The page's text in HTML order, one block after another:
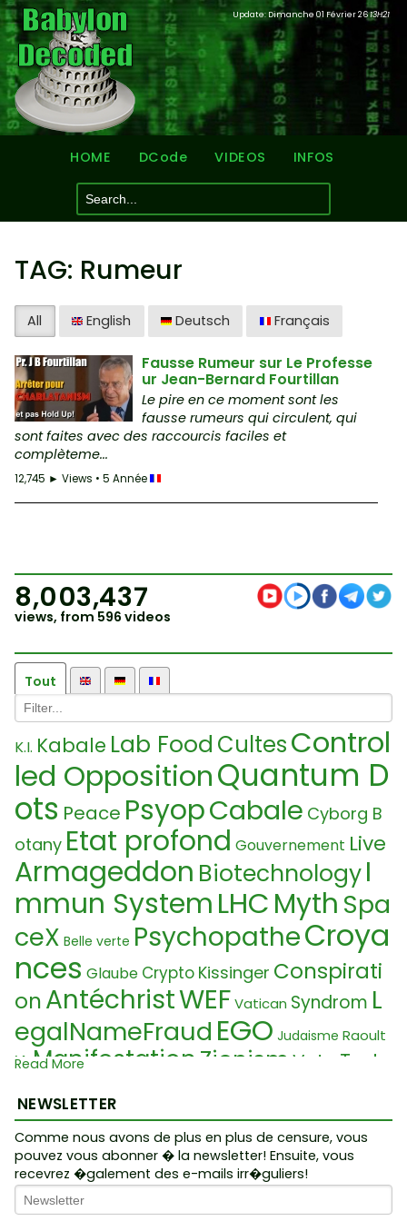
Update: Dimanche 01 Février 2613H21
HOME DCode VIDEOS INFOS
TAG: Rumeur
All English Deutsch Français
Fausse Rumeur sur Le Professe
ur Jean-Bernard Fourtillan
Le pire en ce moment sont les
fausse rumeurs qui circulent, qui
sont faites avec des raccourcis faciles et
complèteme...
12,745 ► Views • 5 Année
8,003,437
views, from 596 videos
Tout
K.I. Kabale Lab Food CultesControl
led OppositionQuantum D
ots Peace PsyopCabale Cyborg B
otany Etat profond Gouvernement Live
Armageddon BiotechnologyI
mmun SystemLHCMyth Spa
ceX Belle verte PsychopatheCroya
nces Glaube Crypto Kissinger Conspirati
onAntéchristWEFVatican Syndrom L
egalNameFraud EGO Judaisme Raoult
IAManifestation Zionism Vote
Test
e Wahrheitsbewegung George SorosFEM
AAlchimieGelbwestenSylvai
n LaforestMagnetofectionGn
Read More
NEWSLETTER
Comme nous avons de plus en plus de censure, vous
pouvez vous abonner � la newsletter! Ensuite, vous
recevrez �galement des e-mails irr�guliers!